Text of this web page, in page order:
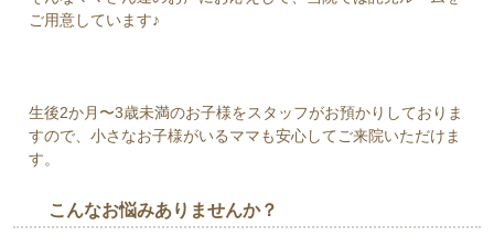
ご用意しています♪
生後2か月〜3歳未満のお子様をスタッフがお預かりしておりま
すので、小さなお子様がいるママも安心してご来院いただけま
す。
こんなお悩みありませんか？